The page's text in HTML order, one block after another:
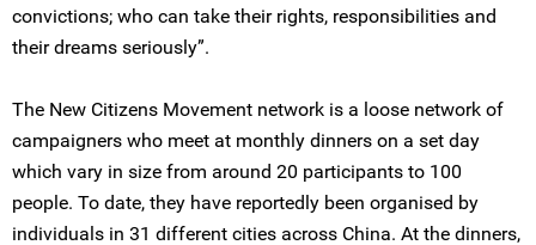
convictions; who can take their rights, responsibilities and
their dreams seriously”.
The New Citizens Movement network is a loose network of
campaigners who meet at monthly dinners on a set day
which vary in size from around 20 participants to 100
people. To date, they have reportedly been organised by
individuals in 31 different cities across China. At the dinners,